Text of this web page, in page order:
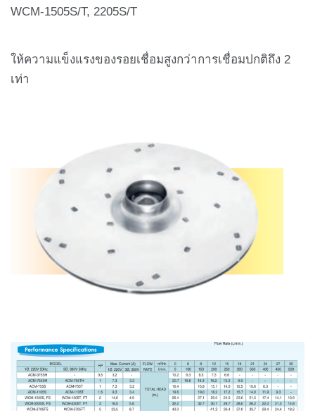
WCM-1505S/T, 2205S/T
ให้ความแข็งแรงของรอยเชื่อมสูงกว่าการเชื่อมปกติถึง 2
เท่า